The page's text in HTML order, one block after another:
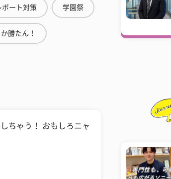
ポート対策 学園祭
勝たん！
ちゃう！ おもしろニャ